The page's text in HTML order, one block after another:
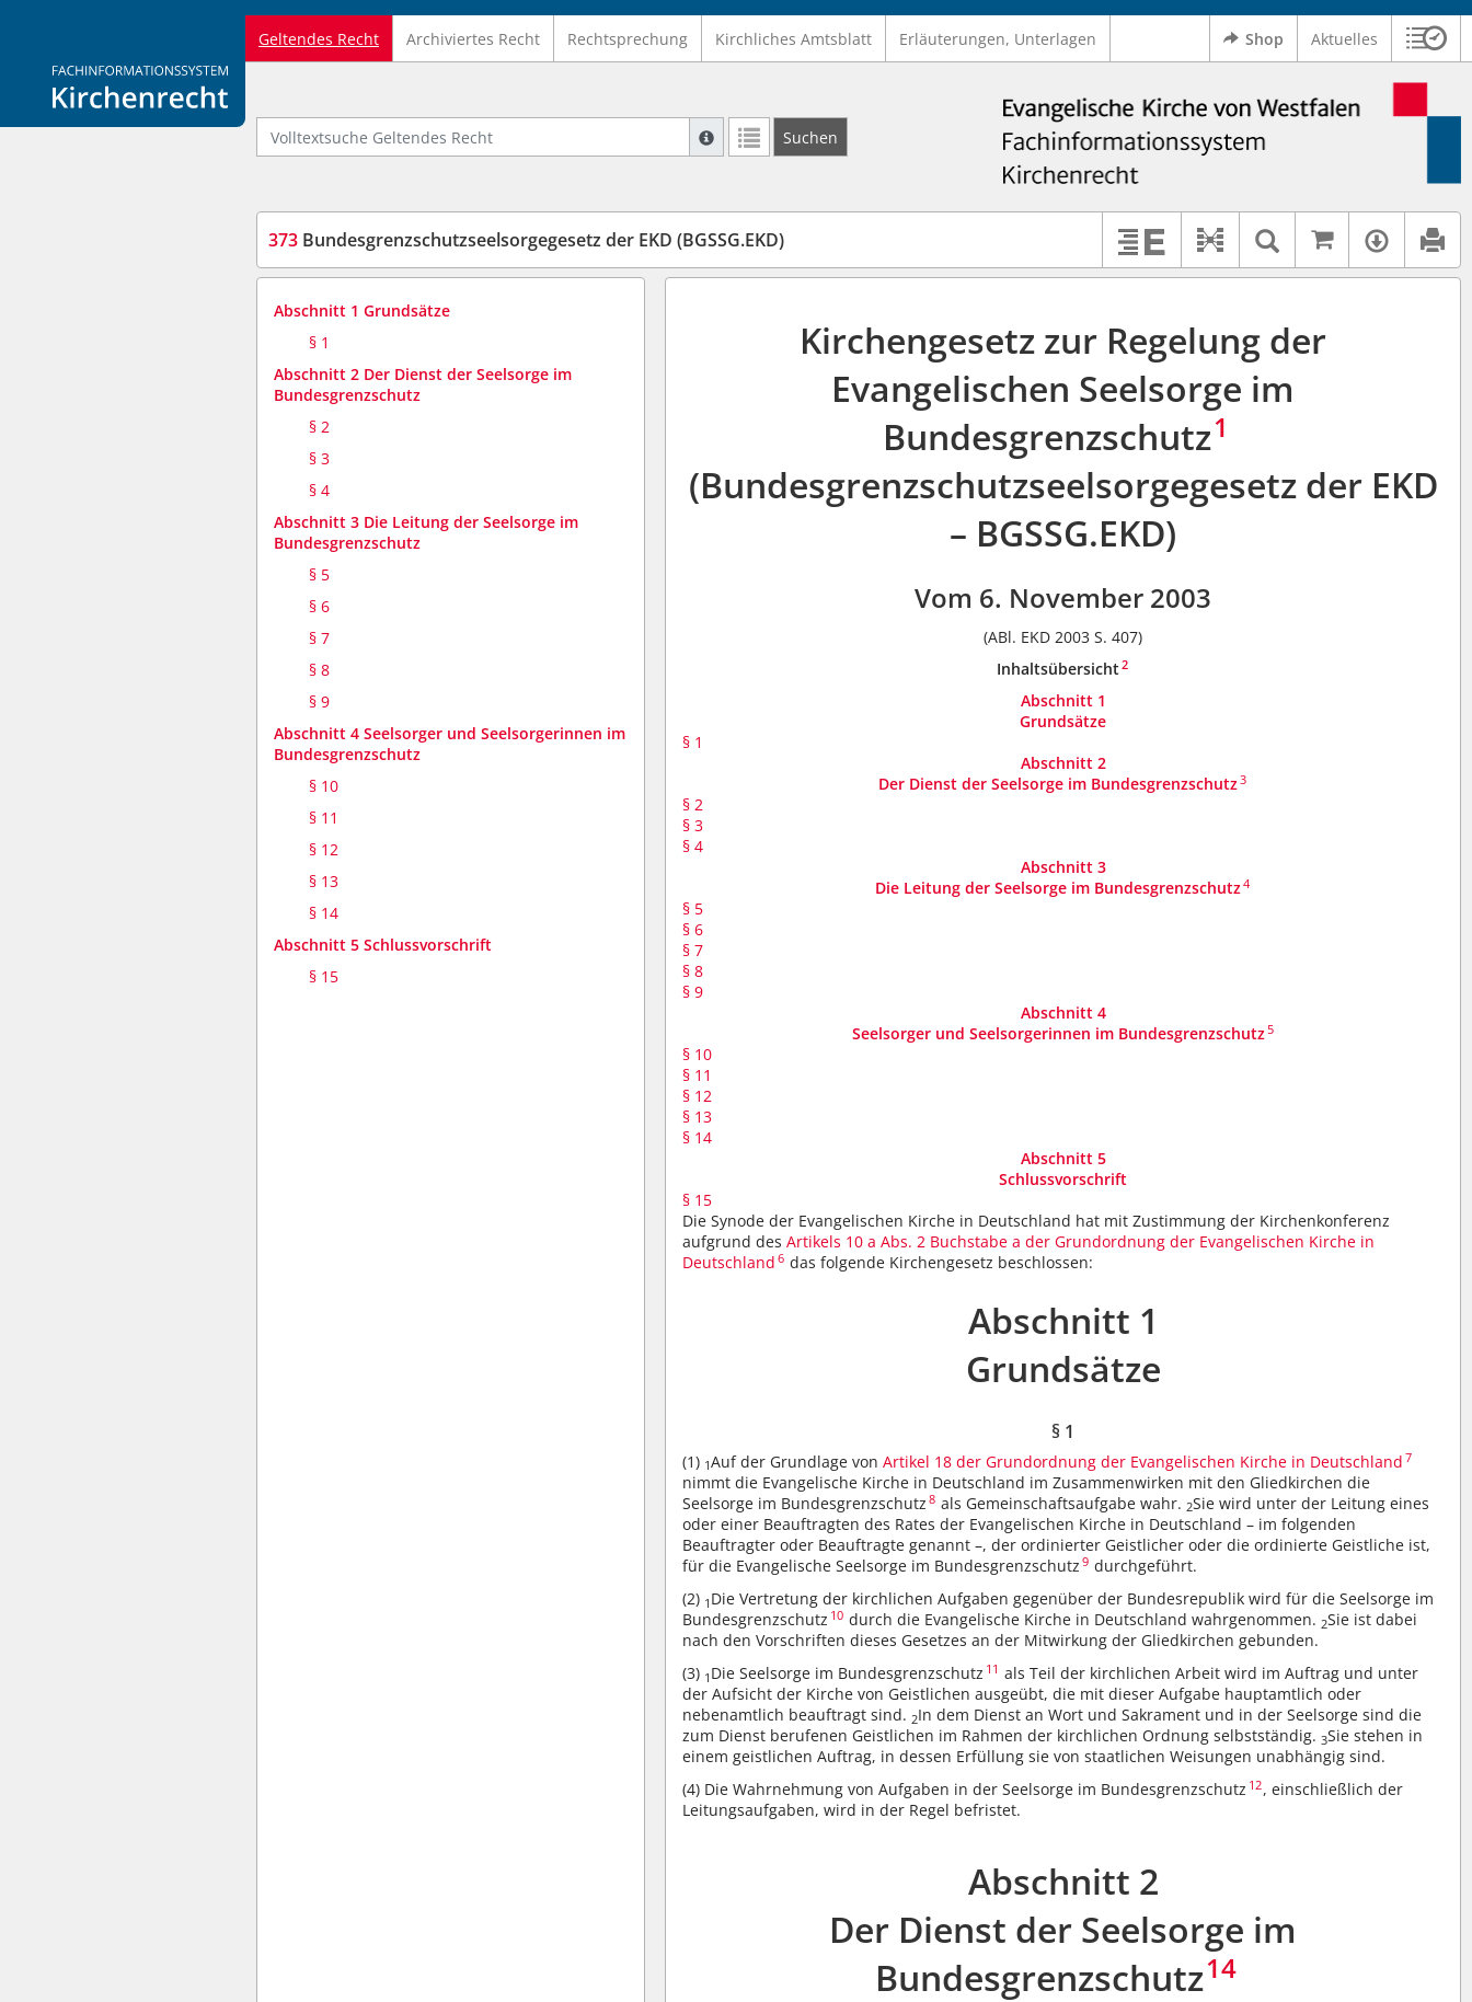
Logo Fachinformationssystem Kirchenrecht
Geltendes Recht Archiviertes Recht Rechtsprechung Kirchliches Amtsblatt Erläuterungen, Unterlagen Shop Aktuelles
Volltextsuche Geltendes Recht
Suche mit Platzhalter "*", Bsp. Pfarrer*, findet auch: "Pfarrerinitiative" oder "Pfarrerausschuss".
Weitere Suchoperatoren finden Sie in unserer Hilfe.
Suchen
373 Bundesgrenzschutzseelsorgegesetz der EKD (BGSSG.EKD)
Erläuterungen
Dokument-Beziehungen
Textsuche im
Auf
Abschnitt 1 Grundsätze
§ 1
Abschnitt 2 Der Dienst der Seelsorge im
Bundesgrenzschutz
§ 2
§ 3
§ 4
Abschnitt 3 Die Leitung der Seelsorge im
Bundesgrenzschutz
§ 5
§ 6
§ 7
§ 8
§ 9
Abschnitt 4 Seelsorger und Seelsorgerinnen im
Bundesgrenzschutz
§ 10
§ 11
§ 12
§ 13
§ 14
Abschnitt 5 Schlussvorschrift
§ 15
Kirchengesetz zur Regelung der
Evangelischen Seelsorge im
Bundesgrenzschutz1
(Bundesgrenzschutzseelsorgegesetz der EKD
– BGSSG.EKD)
Vom 6. November 2003
(ABl. EKD 2003 S. 407)
Inhaltsübersicht 2
Abschnitt 1
Grundsätze
§ 1
Abschnitt 2
Der Dienst der Seelsorge im Bundesgrenzschutz3
§ 2
§ 3
§ 4
Abschnitt 3
Die Leitung der Seelsorge im Bundesgrenzschutz4
§ 5
§ 6
§ 7
§ 8
§ 9
Abschnitt 4
Seelsorger und Seelsorgerinnen im Bundesgrenzschutz 5
§ 10
§ 11
§ 12
§ 13
§ 14
Abschnitt 5
Schlussvorschrift
§ 15
Die Synode der Evangelischen Kirche in Deutschland hat mit Zustimmung der Kirchenkonferenz
aufgrund desArtikels 10 a Abs. 2 Buchstabe a der Grundordnung der Evangelischen Kirche in
Deutschland 6 das folgende Kirchengesetz beschlossen:
Abschnitt 1
Grundsätze
§ 1
(1) 1Auf der Grundlage vonArtikel 18 der Grundordnung der Evangelischen Kirche in Deutschland 7
nimmt die Evangelische Kirche in Deutschland im Zusammenwirken mit den Gliedkirchen die
Seelsorge im Bundesgrenzschutz 8 als Gemeinschaftsaufgabe wahr. 2Sie wird unter der Leitung eines
oder einer Beauftragten des Rates der Evangelischen Kirche in Deutschland – im folgenden
Beauftragter oder Beauftragte genannt –, der ordinierter Geistlicher oder die ordinierte Geistliche ist,
für die Evangelische Seelsorge im Bundesgrenzschutz 9 durchgeführt.
(2) 1 Die Vertretung der kirchlichen Aufgaben gegenüber der Bundesrepublik wird für die Seelsorge im
Bundesgrenzschutz 10 durch die Evangelische Kirche in Deutschland wahrgenommen. 2Sie ist dabei
nach den Vorschriften dieses Gesetzes an der Mitwirkung der Gliedkirchen gebunden.
(3) 1 Die Seelsorge im Bundesgrenzschutz 11 als Teil der kirchlichen Arbeit wird im Auftrag und unter
der Aufsicht der Kirche von Geistlichen ausgeübt, die mit dieser Aufgabe hauptamtlich oder
nebenamtlich beauftragt sind. 2In dem Dienst an Wort und Sakrament und in der Seelsorge sind die
zum Dienst berufenen Geistlichen im Rahmen der kirchlichen Ordnung selbstständig.3Sie stehen in
einem geistlichen Auftrag, in dessen Erfüllung sie von staatlichen Weisungen unabhängig sind.
(4) Die Wahrnehmung von Aufgaben in der Seelsorge im Bundesgrenzschutz 12, einschließlich der
Leitungsaufgaben, wird in der Regel befristet.
Abschnitt 2
Der Dienst der Seelsorge im
Bundesgrenzschutz14